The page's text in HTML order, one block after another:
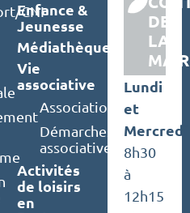
CNI
Enfance &
Jeunesse
Médiathèque
Vie
associative
Associations
Démarches
associatives
Activités
de loisirs
en
DE
LA
Lundi
et
Mercredi
8h30
à
12h15